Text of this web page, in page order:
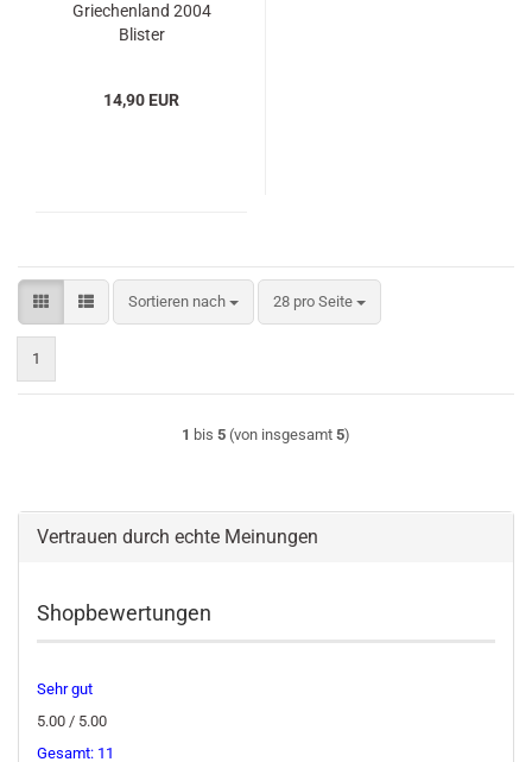
Griechenland 2004
Blister
14,90 EUR
Sortieren nach
Sortieren nach 28 pro Seite
pro Seite
1
1 bis 5 (von insgesamt 5)
Vertrauen durch echte Meinungen
Shopbewertungen
Sehr gut
5.00 / 5.00
Gesamt: 11